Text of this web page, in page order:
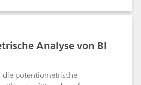
Analyse von Bl
potentiometrische